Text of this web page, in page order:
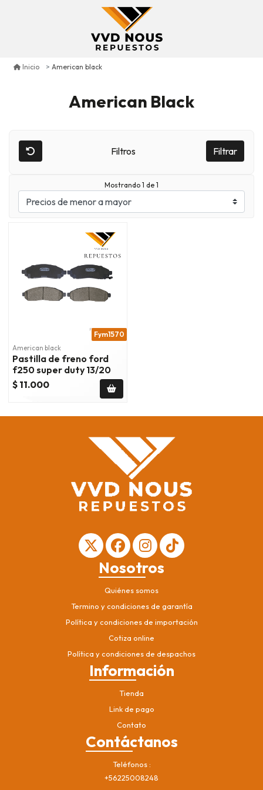
Inicio American black
American Black
Filtros Filtrar
Mostrando 1 de 1
Fym1570
American black
Pastilla de freno ford
f250 super duty 13/20
$ 11.000
Nosotros
Quiénes somos
Termino y condiciones de garantía
Política y condiciones de importación
Cotiza online
Política y condiciones de despachos
Información
Tienda
Link de pago
Contato
Contáctanos
Teléfonos
+56225008248